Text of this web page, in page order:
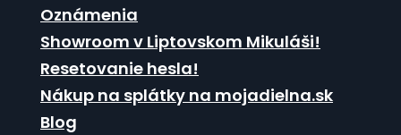
Oznámenia
Showroom v Liptovskom Mikuláši!
Resetovanie hesla!
Nákup na splátky na mojadielna.sk
Blog